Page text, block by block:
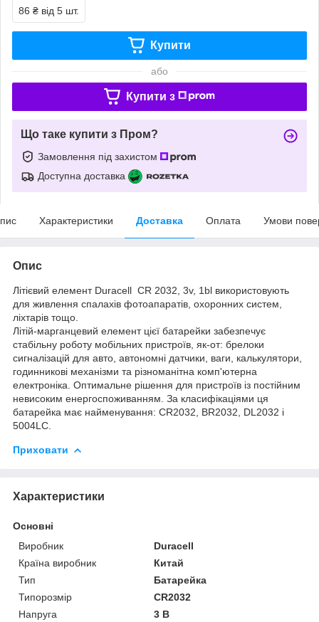
86 ₴ від 5 шт.
Купити
або
Купити з
Що таке купити з Пром?
Замовлення під захистом
Доступна доставка
Характеристики Доставка Оплата Умови
Опис
Літієвий елемент Duracell CR 2032, 3v, 1bl використовують
для живлення спалахів фотоапаратів, охоронних систем,
ліхтарів тощо.
Літій-марганцевий елемент цієї батарейки забезпечує
стабільну роботу мобільних пристроїв, як-от: брелоки
сигналізацій для авто, автономні датчики, ваги, калькулятори,
годинникові механізми та різноманітна комп'ютерна
електроніка. Оптимальне рішення для пристроїв із постійним
невисоким енергоспоживанням. За класифікаціями ця
батарейка має найменування: CR2032, BR2032, DL2032 і
5004LC.
Приховати
Характеристики
Основні
Виробник
Duracell
Країна виробник
Китай
Тип
Батарейка
Типорозмір
CR2032
Напруга
3 В